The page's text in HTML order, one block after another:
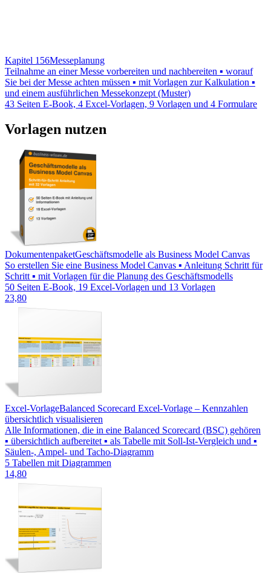
Kapitel 156Messeplanung
Teilnahme an einer Messe vorbereiten und nachbereiten ▪ worauf
Sie bei der Messe achten müssen ▪ mit Vorlagen zur Kalkulation ▪
und einem ausführlichen Messekonzept (Muster)
43 Seiten E-Book, 4 Excel-Vorlagen, 9 Vorlagen und 4 Formulare
Vorlagen nutzen
DokumentenpaketGeschäftsmodelle als Business Model Canvas
So erstellen Sie eine Business Model Canvas ▪ Anleitung Schritt für
Schritt ▪ mit Vorlagen für die Planung des Geschäftsmodells
50 Seiten E-Book, 19 Excel-Vorlagen und 13 Vorlagen
23,80
Excel-VorlageBalanced Scorecard Excel-Vorlage – Kennzahlen
übersichtlich visualisieren
Alle Informationen, die in eine Balanced Scorecard (BSC) gehören
▪ übersichtlich aufbereitet ▪ als Tabelle mit Soll-Ist-Vergleich und ▪
Säulen-, Ampel- und Tacho-Diagramm
5 Tabellen mit Diagrammen
14,80